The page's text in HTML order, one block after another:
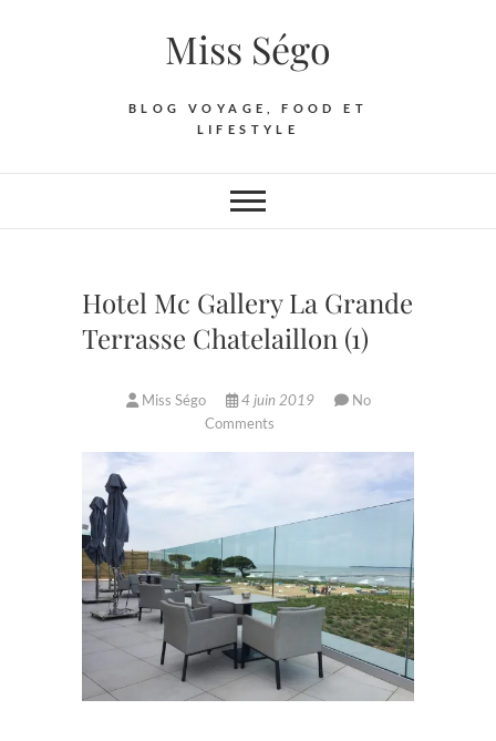
Miss Ségo
BLOG VOYAGE, FOOD ET
LIFESTYLE
Hotel Mc Gallery La Grande
Terrasse Chatelaillon (1)
Miss Ségo 4 juin 2019
No
Comments